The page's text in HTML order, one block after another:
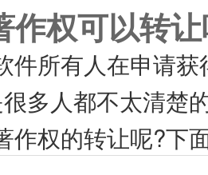
作权可以转
件所有人在申请
多人都不太清楚
作权的转让呢?下